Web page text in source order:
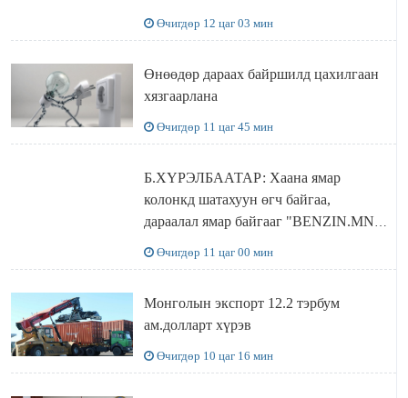
Өчигдөр 12 цаг 03 мин
Өнөөдөр дараах байршилд цахилгаан
хязгаарлана
Өчигдөр 11 цаг 45 мин
Б.ХҮРЭЛБААТАР: Хаана ямар
колонкд шатахуун өгч байгаа,
дараалал ямар байгааг "BENZIN.MN”
Өчигдөр 11 цаг 00 мин
Монголын экспорт 12.2 тэрбум
ам.долларт хүрэв
Өчигдөр 10 цаг 16 мин